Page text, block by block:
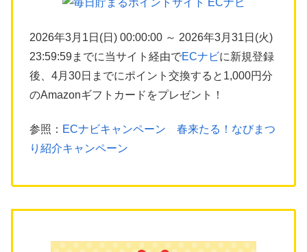
2026年3月1日(日) 00:00:00 ～ 2026年3月31日(火)
23:59:59までに当サイト経由でECナビに新規登録
後、4月30日までにポイント交換すると1,000円分
のAmazonギフトカードをプレゼント！
参照： ECナビキャンペーン 春来たる！なびまつ
り紹介キャンペーン